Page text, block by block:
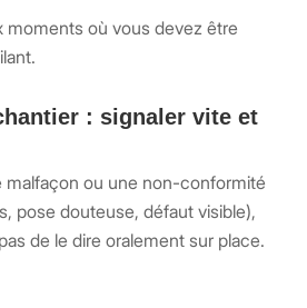
moments où vous devez être
: signaler vite et
malfaçon ou une non-conformité
pose douteuse, défaut visible),
de le dire oralement sur place.